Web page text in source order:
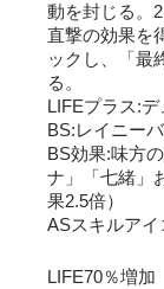
動を封じる。
直撃の効果を
ックし、「最
る。
LIFEプラス:
BS:レイニー
BS効果:味方
ナ」「七緒」
果2.5倍）
ASスキルアイ
LIFE70％増加